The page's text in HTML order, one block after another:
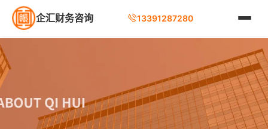
企汇财务咨询 13391287280